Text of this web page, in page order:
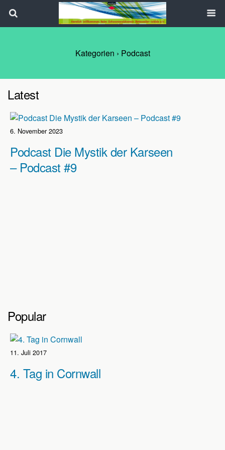
Kategorien › Podcast
Latest
6. November 2023
Podcast Die Mystik der Karseen
– Podcast #9
Popular
11. Juli 2017
4. Tag in Cornwall